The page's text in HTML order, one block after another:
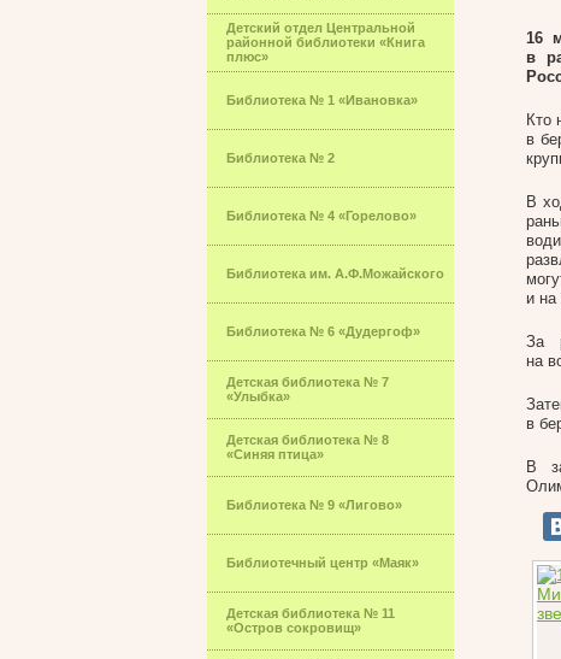
Детский отдел Центральной
районной библиотеки «Книга
плюс»
Библиотека № 1 «Ивановка»
Библиотека № 2
Библиотека № 4 «Горелово»
Библиотека им. А.Ф.Можайского
Библиотека № 6 «Дудергоф»
Детская библиотека № 7
«Улыбка»
Детская библиотека № 8
«Синяя птица»
Библиотека № 9 «Лигово»
Библиотечный центр «Маяк»
Детская библиотека № 11
«Остров сокровищ»
16
в
Кто
в
В
и на
За
на
в
В